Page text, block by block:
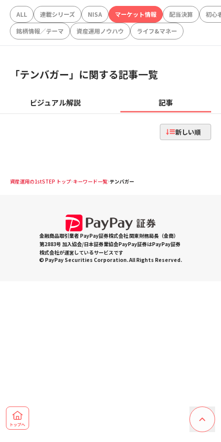
ALL 連載シリーズ NISA マーケット情報 配当決算
初心
銘柄情報／テーマ
資産運用ノウハウ ライフ&マネー
「テンバガー」に関する記事一覧
ビジュアル解説 記事
新しい順
資産運用の1stSTEP トップ キーワード一覧 テンバガー
金融商品取引業者 PayPay証券株式会社 関東財務局長（金商）
第2883号 加入協会/日本証券業協会PayPay証券はPayPay証券
株式会社が運営しているサービスです
© PayPay Securities Corporation. All Rights Reserved.